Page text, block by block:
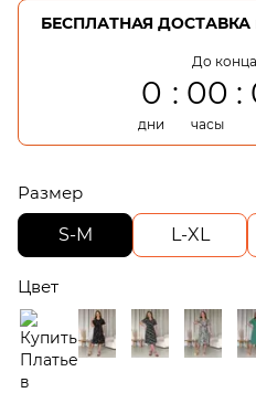
БЕСПЛАТНАЯ ДОСТАВКА
До
0
дни
00
часы
Размер
S-M
L-XL
Цвет